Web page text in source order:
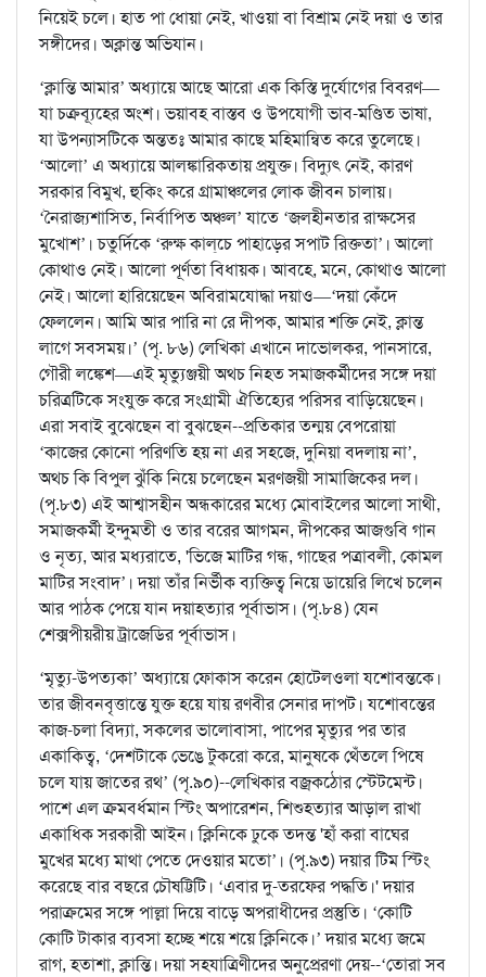
নিয়েই চলে। হাত পা ধোয়া নেই, খাওয়া বা বিশ্রাম নেই দয়া ও তার
সঙ্গীদের। অক্লান্ত অভিযান।
‘ক্লান্তি আমার’ অধ্যায়ে আছে আরো এক কিস্তি দুর্যোগের বিবরণ—
যা চক্রব্যূহের অংশ। ভয়াবহ বাস্তব ও উপযোগী ভাব-মণ্ডিত ভাষা,
যা উপন্যাসটিকে অন্ততঃ আমার কাছে মহিমান্বিত করে তুলেছে।
‘আলো’ এ অধ্যায়ে আলঙ্কারিকতায় প্রযুক্ত। বিদ্যুৎ নেই, কারণ
সরকার বিমুখ, হুকিং করে গ্রামাঞ্চলের লোক জীবন চালায়।
‘নৈরাজ্যশাসিত, নির্বাপিত অঞ্চল’ যাতে ‘জলহীনতার রাক্ষসের
মুখোশ’। চতুর্দিকে ‘রুক্ষ কাল্‌চে পাহাড়ের সপাট রিক্ততা’। আলো
কোথাও নেই। আলো পূর্ণতা বিধায়ক। আবহে, মনে, কোথাও আলো
নেই। আলো হারিয়েছেন অবিরামযোদ্ধা দয়াও—‘দয়া কেঁদে
ফেললেন। আমি আর পারি না রে দীপক, আমার শক্তি নেই, ক্লান্ত
লাগে সবসময়।’ (পৃ. ৮৬) লেখিকা এখানে দাভোলকর, পানসারে,
গৌরী লঙ্কেশ—এই মৃত্যুঞ্জয়ী অথচ নিহত সমাজকর্মীদের সঙ্গে দয়া
চরিত্রটিকে সংযুক্ত করে সংগ্রামী ঐতিহ্যের পরিসর বাড়িয়েছেন।
এরা সবাই বুঝেছেন বা বুঝছেন--প্রতিকার তন্ময় বেপরোয়া
‘কাজের কোনো পরিণতি হয় না এর সহজে, দুনিয়া বদলায় না’,
অথচ কি বিপুল ঝুঁকি নিয়ে চলেছেন মরণজয়ী সামাজিকের দল।
(পৃ.৮৩) এই আশ্বাসহীন অন্ধকারের মধ্যে মোবাইলের আলো সাথী,
সমাজকর্মী ইন্দুমতী ও তার বরের আগমন, দীপকের আজগুবি গান
ও নৃত্য, আর মধ্যরাতে, 'ভিজে মাটির গন্ধ, গাছের পত্রাবলী, কোমল
মাটির সংবাদ’। দয়া তাঁর নির্ভীক ব্যক্তিত্ব নিয়ে ডায়েরি লিখে চলেন
আর পাঠক পেয়ে যান দয়াহত্যার পূর্বাভাস। (পৃ.৮৪) যেন
শেক্সপীয়রীয় ট্রাজেডির পূর্বাভাস।
‘মৃত্যু-উপত্যকা’ অধ্যায়ে ফোকাস করেন হোটেলওলা যশোবন্তকে।
তার জীবনবৃত্তান্তে যুক্ত হয়ে যায় রণবীর সেনার দাপট। যশোবন্তের
কাজ-চলা বিদ্যা, সকলের ভালোবাসা, পাপের মৃত্যুর পর তার
একাকিত্ব, ‘দেশটাকে ভেঙে টুকরো করে, মানুষকে থেঁতলে পিষে
চলে যায় জাতের রথ’ (পৃ.৯০)--লেখিকার বজ্রকঠোর স্টেটমেন্ট।
পাশে এল ক্রমবর্ধমান স্টিং অপারেশন, শিশুহত্যার আড়াল রাখা
একাধিক সরকারী আইন। ক্লিনিকে ঢুকে তদন্ত 'হাঁ করা বাঘের
মুখের মধ্যে মাথা পেতে দেওয়ার মতো’। (পৃ.৯৩) দয়ার টিম স্টিং
করেছে বার বছরে চৌষট্টিটি। ‘এবার দু-তরফের পদ্ধতি।' দয়ার
পরাক্রমের সঙ্গে পাল্লা দিয়ে বাড়ে অপরাধীদের প্রস্তুতি। ‘কোটি
কোটি টাকার ব্যবসা হচ্ছে শয়ে শয়ে ক্লিনিকে।’ দয়ার মধ্যে জমে
রাগ, হতাশা, ক্লান্তি। দয়া সহযাত্রিণীদের অনুপ্রেরণা দেয়--‘তোরা সব